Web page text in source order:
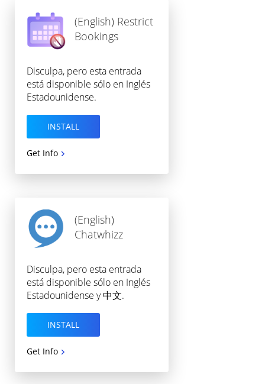
(English) Restrict
Bookings
Disculpa, pero esta entrada
está disponible sólo en Inglés
Estadounidense.
INSTALL
Get Info
(English)
Chatwhizz
Disculpa, pero esta entrada
está disponible sólo en Inglés
Estadounidense y 中文.
INSTALL
Get Info